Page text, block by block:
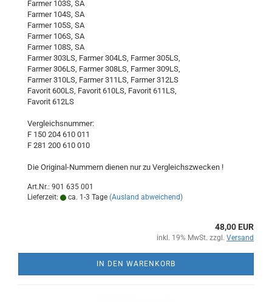
Farmer 103S, SA
Farmer 104S, SA
Farmer 105S, SA
Farmer 106S, SA
Farmer 108S, SA
Farmer 303LS, Farmer 304LS, Farmer 305LS,
Farmer 306LS, Farmer 308LS, Farmer 309LS,
Farmer 310LS, Farmer 311LS, Farmer 312LS
Favorit 600LS, Favorit 610LS, Favorit 611LS,
Favorit 612LS
Vergleichsnummer:
F 150 204 610 011
F 281 200 610 010
Die Original-Nummern dienen nur zu Vergleichszwecken !
Art.Nr.: 901 635 001
Lieferzeit:
ca. 1-3 Tage (Ausland abweichend)
48,00 EUR
inkl. 19% MwSt. zzgl. Versand
IN DEN WARENKORB